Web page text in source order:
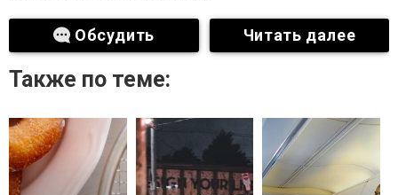
Обсудить Читать далее
Также по теме: